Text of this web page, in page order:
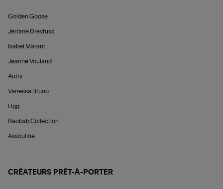
Golden Goose
Jérôme Dreyfuss
Isabel Marant
Jeanne Vouland
Autry
Vanessa Bruno
Ugg
Baobab Collection
Assouline
CRÉATEURS PRÊT-À-PORTER